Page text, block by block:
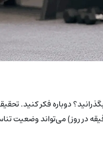
در روز) می‌تواند وضعیت